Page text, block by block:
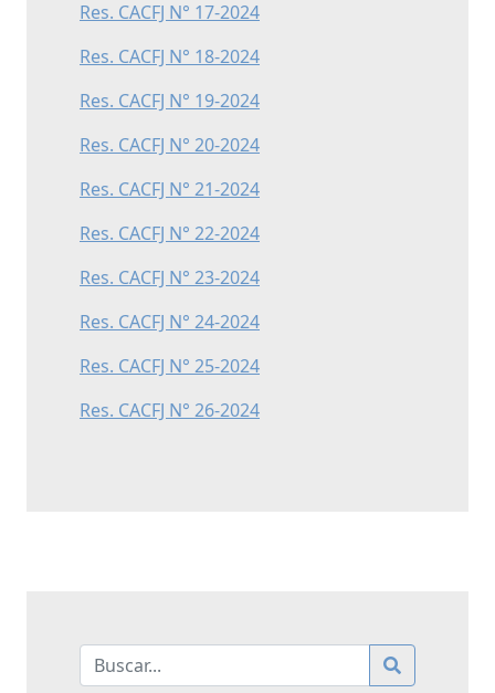
Res. CACFJ N° 17-2024
Res. CACFJ N° 18-2024
Res. CACFJ N° 19-2024
Res. CACFJ N° 20-2024
Res. CACFJ N° 21-2024
Res. CACFJ N° 22-2024
Res. CACFJ N° 23-2024
Res. CACFJ N° 24-2024
Res. CACFJ N° 25-2024
Res. CACFJ N° 26-2024